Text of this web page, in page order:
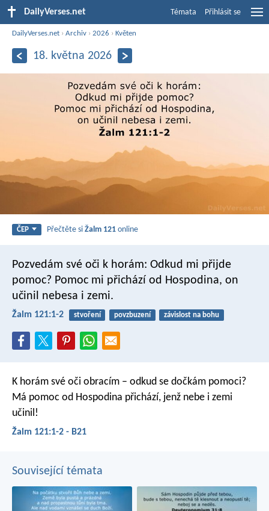
DailyVerses.net Témata Přihlásit se
DailyVerses.net ›Archiv ›2026 ›Květen
18. května 2026
ČEP Přečtěte siŽalm 121 online
Pozvedám své oči k horám: Odkud mi přijde
pomoc? Pomoc mi přichází od Hospodina, on
učinil nebesa i zemi.
Žalm 121:1-2 stvoření povzbuzení závislost na bohu
K horám své oči obracím – odkud se dočkám pomoci?
Má pomoc od Hospodina přichází, jenž nebe i zemi
učinil!
Žalm 121:1-2 - B21
Související témata